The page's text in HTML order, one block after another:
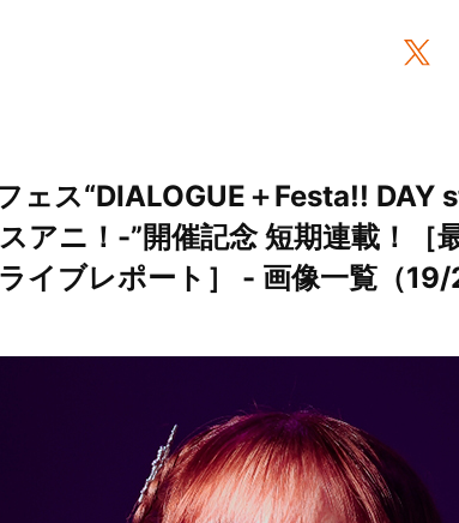
ェス“DIALOGUE＋Festa!! DAY
ニ！-”開催記念 短期連載！［
イブレポート］ - 画像一覧（19/